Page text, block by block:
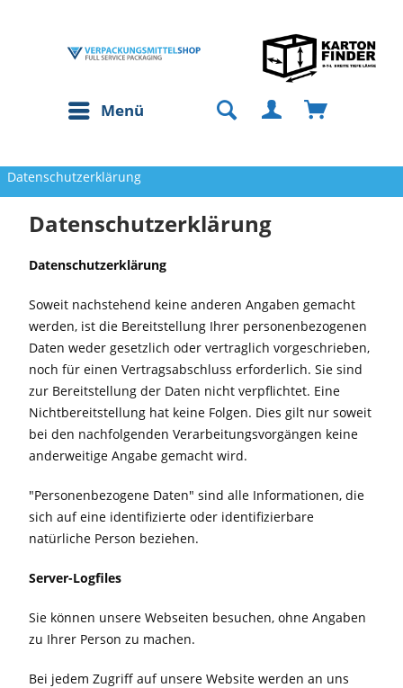
Menü
Datenschutzerklärung
Datenschutzerklärung
Datenschutzerklärung
Soweit nachstehend keine anderen Angaben gemacht
werden, ist die Bereitstellung Ihrer personenbezogenen
Daten weder gesetzlich oder vertraglich vorgeschrieben,
noch für einen Vertragsabschluss erforderlich. Sie sind
zur Bereitstellung der Daten nicht verpflichtet. Eine
Nichtbereitstellung hat keine Folgen. Dies gilt nur soweit
bei den nachfolgenden Verarbeitungsvorgängen keine
anderweitige Angabe gemacht wird.
"Personenbezogene Daten" sind alle Informationen, die
sich auf eine identifizierte oder identifizierbare
natürliche Person beziehen.
Server-Logfiles
Sie können unsere Webseiten besuchen, ohne Angaben
zu Ihrer Person zu machen.
Bei jedem Zugriff auf unsere Website werden an uns